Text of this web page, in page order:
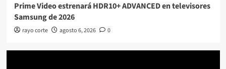
Prime Video estrenará HDR10+ ADVANCED en televisores
Samsung de 2026
rayo corte agosto 6, 2026 0